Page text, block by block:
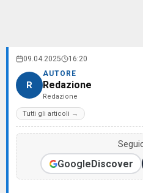
09.04.2025 16:20
R
AUTORE
Redazione
Redazione
Tutti gli articoli →
GoogleDiscover